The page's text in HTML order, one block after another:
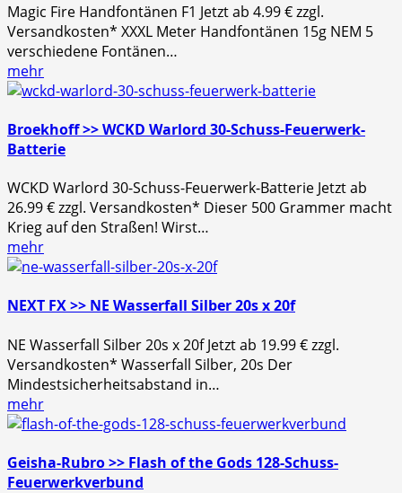
Magic Fire Handfontänen F1 Jetzt ab 4.99 € zzgl.
Versandkosten* XXXL Meter Handfontänen 15g NEM 5
verschiedene Fontänen…
mehr
Broekhoff >> WCKD Warlord 30-Schuss-Feuerwerk-
Batterie
WCKD Warlord 30-Schuss-Feuerwerk-Batterie Jetzt ab
26.99 € zzgl. Versandkosten* Dieser 500 Grammer macht
Krieg auf den Straßen! Wirst…
mehr
NEXT FX >> NE Wasserfall Silber 20s x 20f
NE Wasserfall Silber 20s x 20f Jetzt ab 19.99 € zzgl.
Versandkosten* Wasserfall Silber, 20s Der
Mindestsicherheitsabstand in…
mehr
Geisha-Rubro >> Flash of the Gods 128-Schuss-
Feuerwerkverbund